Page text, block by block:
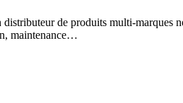
de produits multi-marques
maintenance…